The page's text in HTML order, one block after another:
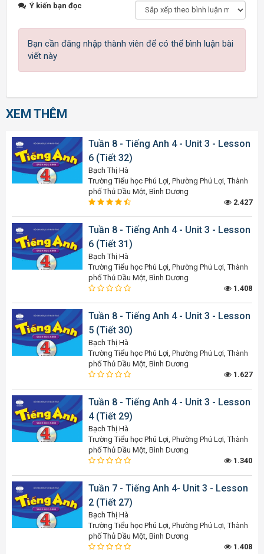
Ý kiến bạn đọc
Bạn cần đăng nhập thành viên để có thể bình luận bài
viết này
XEM THÊM
Tuần 8 - Tiếng Anh 4 - Unit 3 - Lesson
6 (Tiết 32)
Bạch Thị Hà
Trường Tiểu học Phú Lợi, Phường Phú Lợi, Thành
phố Thủ Dầu Một, Bình Dương
2.427
Tuần 8 - Tiếng Anh 4 - Unit 3 - Lesson
6 (Tiết 31)
Bạch Thị Hà
Trường Tiểu học Phú Lợi, Phường Phú Lợi, Thành
phố Thủ Dầu Một, Bình Dương
1.408
Tuần 8 - Tiếng Anh 4 - Unit 3 - Lesson
5 (Tiết 30)
Bạch Thị Hà
Trường Tiểu học Phú Lợi, Phường Phú Lợi, Thành
phố Thủ Dầu Một, Bình Dương
1.627
Tuần 8 - Tiếng Anh 4 - Unit 3 - Lesson
4 (Tiết 29)
Bạch Thị Hà
Trường Tiểu học Phú Lợi, Phường Phú Lợi, Thành
phố Thủ Dầu Một, Bình Dương
1.340
Tuần 7 - Tiếng Anh 4- Unit 3 - Lesson
2 (Tiết 27)
Bạch Thị Hà
Trường Tiểu học Phú Lợi, Phường Phú Lợi, Thành
phố Thủ Dầu Một, Bình Dương
1.408